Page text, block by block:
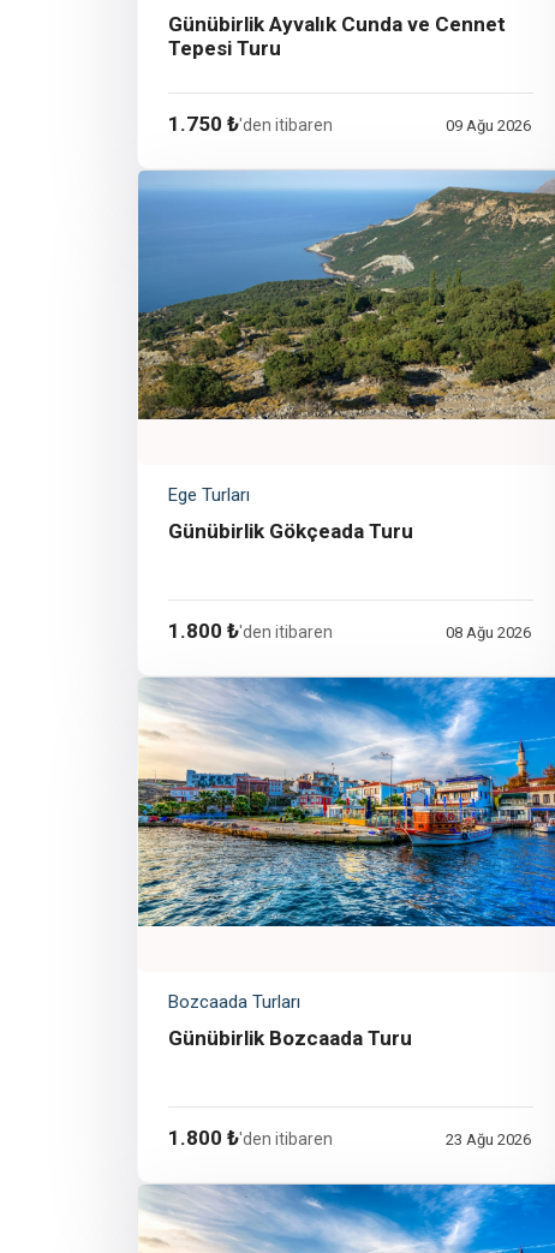
Günübirlik Ayvalık Cunda ve Cennet
Tepesi Turu
1.750 ₺'den itibaren 09 Ağu 2026
Ege Turları
Günübirlik Gökçeada Turu
1.800 ₺'den itibaren 08 Ağu 2026
Bozcaada Turları
Günübirlik Bozcaada Turu
1.800 ₺'den itibaren 23 Ağu 2026